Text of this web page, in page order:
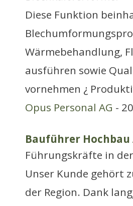
Diese Funktion
Wärmebehandlung,
ausführen sowie
vornehmen ¿
Opus Personal AG -
Bauführer
Führungskräfte in
Unser Kunde gehört
der Region. Dank